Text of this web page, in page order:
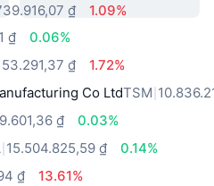
₫
1.09%
₫
0.06%
₫
1.72%
Co LtdTSM
₫
0.03%
15.504.825,59 ₫
0.14%
₫
13.61%